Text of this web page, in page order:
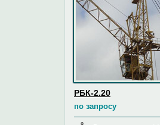
РБК-2.20
по запросу